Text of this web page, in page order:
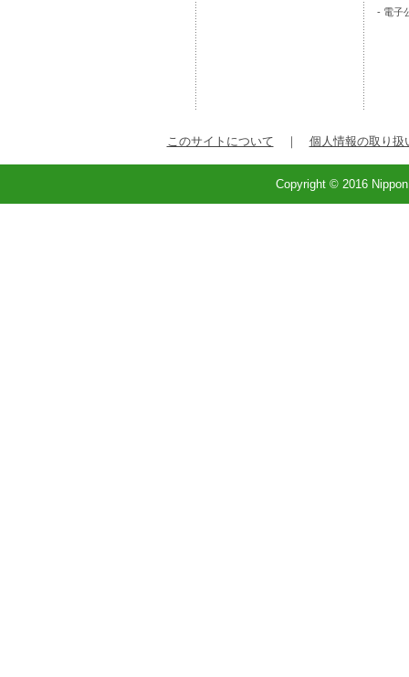
電子
このサイトについて ｜ 個人情報の取り扱
Copyright © 2016